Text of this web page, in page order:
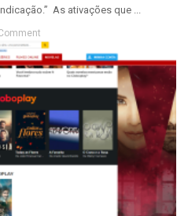
As ativações que ...